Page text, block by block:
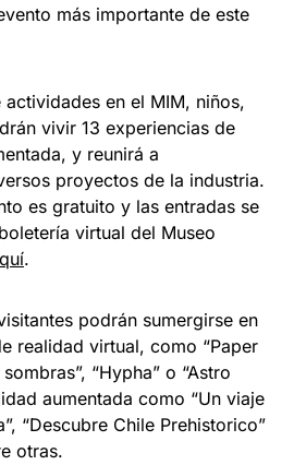
más importante de este
en el MIM, niños,
vivir 13 experiencias de
y reunirá a
proyectos de la industria.
es gratuito y las entradas se
virtual del Museo
.
podrán sumergirse en
realidad virtual, como “Paper
“Hypha” o “Astro
aumentada como “Un viaje
“Descubre Chile Prehistorico”
otras.